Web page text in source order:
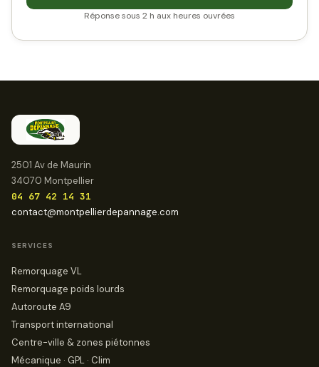
Réponse sous 2 h aux heures ouvrées
2501 Av de Maurin
34070 Montpellier
04 67 42 14 31
contact@montpellierdepannage.com
SERVICES
Remorquage VL
Remorquage poids lourds
Autoroute A9
Transport international
Centre-ville & zones piétonnes
Mécanique · GPL · Clim